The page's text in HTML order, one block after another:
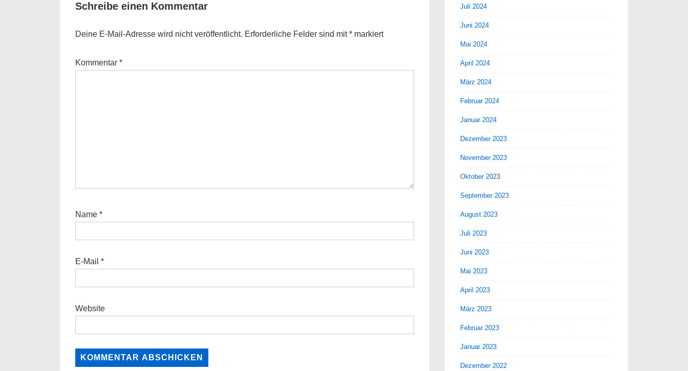
Schreibe einen Kommentar
Deine E-Mail-Adresse wird nicht veröffentlicht. Erforderliche Felder sind mit* markiert
Kommentar *
Name *
E-Mail *
Website
Juli 2024
Juni 2024
Mai 2024
April 2024
März 2024
Februar 2024
Januar 2024
Dezember 2023
November 2023
Oktober 2023
September 2023
August 2023
Juli 2023
Juni 2023
Mai 2023
April 2023
März 2023
Februar 2023
Januar 2023
Dezember 2022